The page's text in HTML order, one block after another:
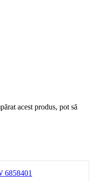
acest produs, pot să